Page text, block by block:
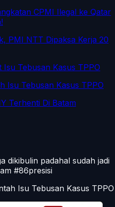
CPMI Ilegal ke Qatar
PMI NTT Dipaksa Kerja 20
Tebusan Kasus TPPO
Isu Tebusan Kasus TPPO
Terhenti Di Batam
dikibulin padahal sudah jadi
#86presisi
Isu Tebusan Kasus TPPO